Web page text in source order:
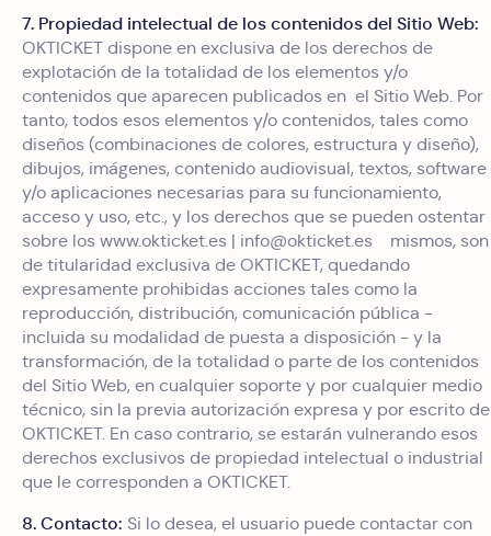
7. Propiedad intelectual de los contenidos del Sitio Web:
OKTICKET dispone en exclusiva de los derechos de
explotación de la totalidad de los elementos y/o
contenidos que aparecen publicados en el Sitio Web. Por
tanto, todos esos elementos y/o contenidos, tales como
diseños (combinaciones de colores, estructura y diseño),
dibujos, imágenes, contenido audiovisual, textos, software
y/o aplicaciones necesarias para su funcionamiento,
acceso y uso, etc., y los derechos que se pueden ostentar
sobre los www.okticket.es | info@okticket.es mismos, son
de titularidad exclusiva de OKTICKET, quedando
expresamente prohibidas acciones tales como la
reproducción, distribución, comunicación pública -
incluida su modalidad de puesta a disposición - y la
transformación, de la totalidad o parte de los contenidos
del Sitio Web, en cualquier soporte y por cualquier medio
técnico, sin la previa autorización expresa y por escrito de
OKTICKET. En caso contrario, se estarán vulnerando esos
derechos exclusivos de propiedad intelectual o industrial
que le corresponden a OKTICKET.
8. Contacto: Si lo desea, el usuario puede contactar con